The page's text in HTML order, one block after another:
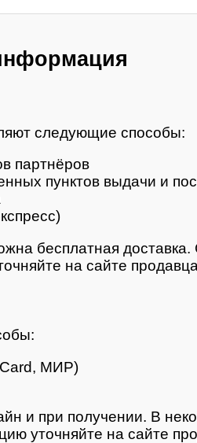
следующие способы:
партнёров
пунктов выдачи и
бесплатная
на сайте
Card, МИР)
и при получении. В
уточняйте на сайте